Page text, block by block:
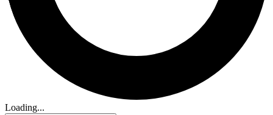
Loading...